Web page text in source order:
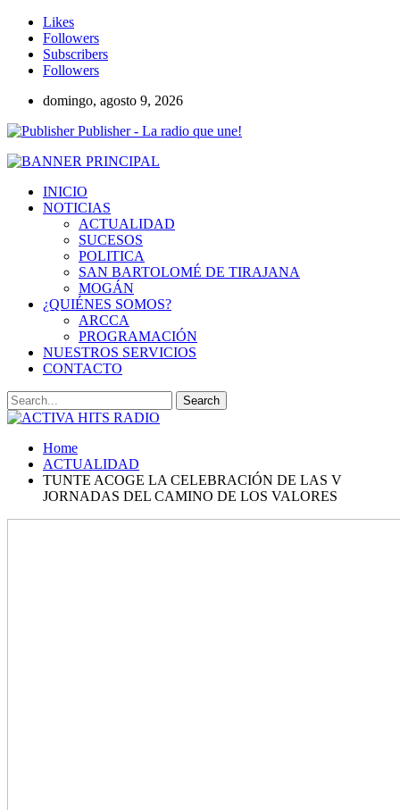
Likes
Followers
Subscribers
Followers
domingo, agosto 9, 2026
Publisher - La radio que une!
INICIO
NOTICIAS
ACTUALIDAD
SUCESOS
POLITICA
SAN BARTOLOMÉ DE TIRAJANA
MOGÁN
¿QUIÉNES SOMOS?
ARCCA
PROGRAMACIÓN
NUESTROS SERVICIOS
CONTACTO
Home
ACTUALIDAD
TUNTE ACOGE LA CELEBRACIÓN DE LAS V
JORNADAS DEL CAMINO DE LOS VALORES